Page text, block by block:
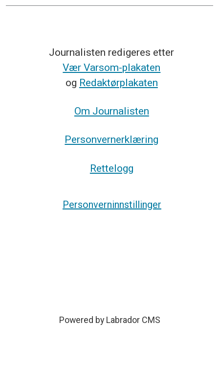
Journalisten redigeres etter
Vær Varsom-plakaten
og Redaktørplakaten
Om Journalisten
Personvernerklæring
Rettelogg
Personverninnstillinger
Powered by Labrador CMS